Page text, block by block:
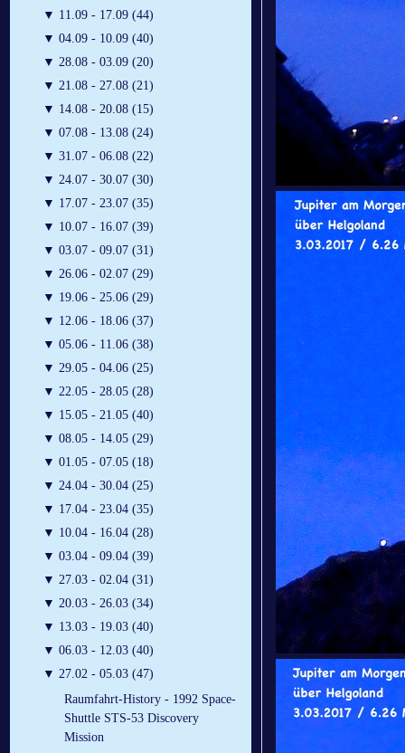
▼ 11.09 - 17.09 (44)
▼ 04.09 - 10.09 (40)
▼ 28.08 - 03.09 (20)
▼ 21.08 - 27.08 (21)
▼ 14.08 - 20.08 (15)
▼ 07.08 - 13.08 (24)
▼ 31.07 - 06.08 (22)
▼ 24.07 - 30.07 (30)
▼ 17.07 - 23.07 (35)
▼ 10.07 - 16.07 (39)
▼ 03.07 - 09.07 (31)
▼ 26.06 - 02.07 (29)
▼ 19.06 - 25.06 (29)
▼ 12.06 - 18.06 (37)
▼ 05.06 - 11.06 (38)
▼ 29.05 - 04.06 (25)
▼ 22.05 - 28.05 (28)
▼ 15.05 - 21.05 (40)
▼ 08.05 - 14.05 (29)
▼ 01.05 - 07.05 (18)
▼ 24.04 - 30.04 (25)
▼ 17.04 - 23.04 (35)
▼ 10.04 - 16.04 (28)
▼ 03.04 - 09.04 (39)
▼ 27.03 - 02.04 (31)
▼ 20.03 - 26.03 (34)
▼ 13.03 - 19.03 (40)
▼ 06.03 - 12.03 (40)
▼ 27.02 - 05.03 (47)
Raumfahrt-History - 1992 Space-
Shuttle STS-53 Discovery
Mission